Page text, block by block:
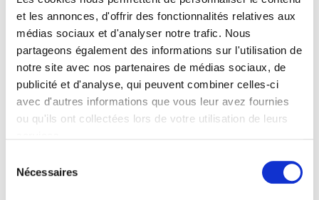
et les annonces, d'offrir des fonctionnalités relatives aux
médias sociaux et d'analyser notre trafic. Nous
partageons également des informations sur l'utilisation de
notre site avec nos partenaires de médias sociaux, de
publicité et d'analyse, qui peuvent combiner celles-ci
avec d'autres informations que vous leur avez fournies
ou qu'ils ont collectées lors de votre utilisation de leurs
Nécessaires
Specifications
Formats
Contents
Specifications
Presses de Sciences Po